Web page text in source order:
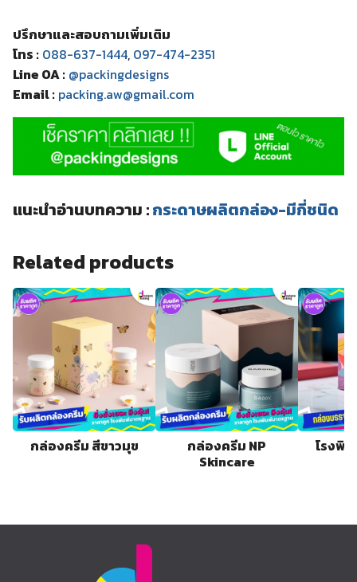
ปรึกษาและสอบถามเพิ่มเติม
โทร : 088-637-1444, 097-474-2351
Line OA : @packingdesigns
Email : packing.aw@gmail.com
แนะนำอ่านบทความ :กระดาษผลิตกล่อง-มีกี่ชนิด
Related products
กล่องครีม สีขาวมุข
กล่องครีม NP
Skincare
โรงพิ